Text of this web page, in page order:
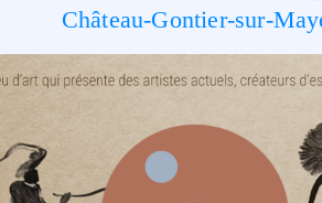
Château-Gontier-sur-